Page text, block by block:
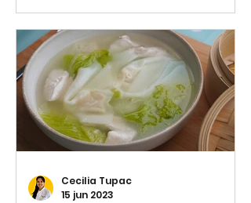
Cecilia Tupac
15 jun 2023